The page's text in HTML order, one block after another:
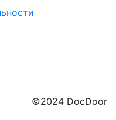
©2024 DocDoor